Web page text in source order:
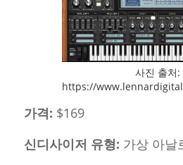
사진 출처:
https://
가격: $169
신디사이저 유형: 가상 아날